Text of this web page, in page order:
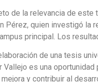
de la relevancia de
Pérez, quien investigó la
principal. Los
de una tesis
Vallejo es una
y contribuir al